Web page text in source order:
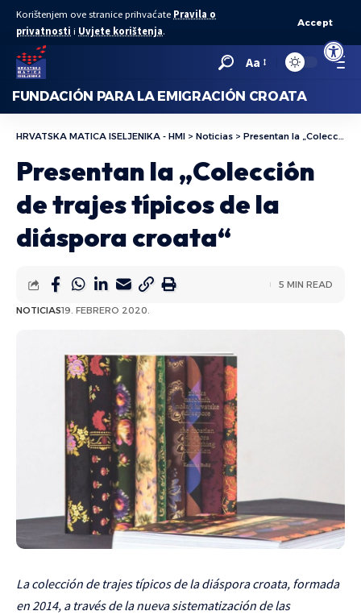
Abrir
Korištenjem ove stranice prihvaćate Pravila o
privatnosti i Uvjete korištenja.
Accept
Aa
FUNDACIÓN PARA LA EMIGRACIÓN CROATA
HRVATSKA MATICA ISELJENIKA - HMI > Noticias > Presentan la „Colección de trajes típicos de la diáspora croata“
Presentan la „Colección
de trajes típicos de la
diáspora croata“
NOTICIAS19. FEBRERO 2020.
5 MIN READ
La colección de trajes típicos de la diáspora croata, formada
en 2014, a través de la nueva sistematización de las